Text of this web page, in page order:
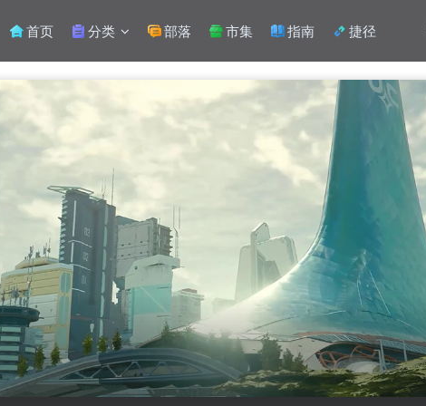
首页 分类 部落 市集 指南 捷径